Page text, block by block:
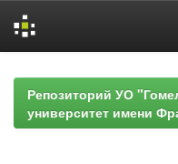
navigationРепозиторий УО
университет имени